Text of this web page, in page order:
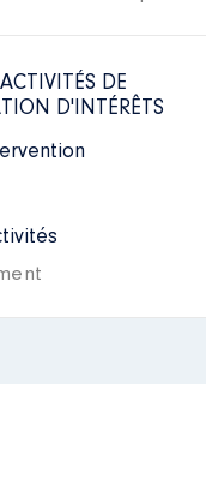
DE
D'INTÉRÊTS